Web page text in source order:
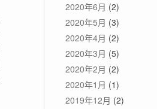
2020年6月 (2)
2020年5月 (3)
2020年4月 (2)
2020年3月 (5)
2020年2月 (2)
2020年1月 (1)
2019年12月 (2)